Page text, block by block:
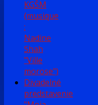
KGŠM
(musique
:
Nadine
Shah
"Ville
morose")
Divadelné
predstavenie